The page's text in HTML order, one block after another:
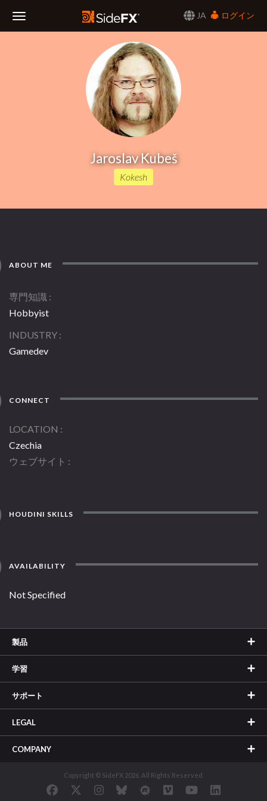
JA
ログイン
Jaroslav Kubeš
Kokesh
ABOUT ME
専門知識
Hobbyist
INDUSTRY
Gamedev
CONNECT
LOCATION
Czechia
ウェブサイト
HOUDINI SKILLS
AVAILABILITY
Not Specified
製品
学習
サポート
LEGAL
COMPANY
Copyright © SideFX 2026. All Rights Reserved.